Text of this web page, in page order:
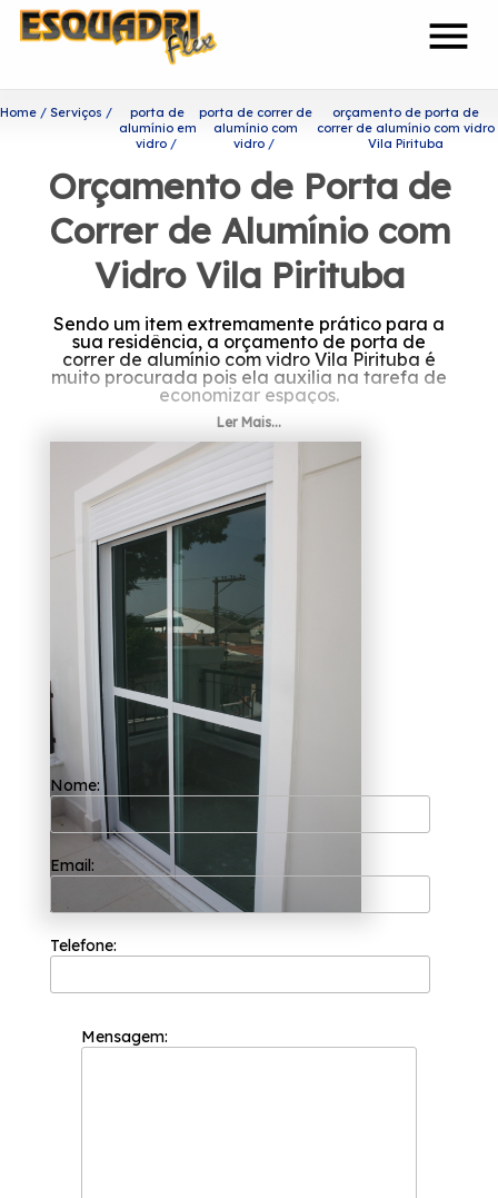
menu
Home Serviços
porta de
alumínio em
vidro
porta de correr de
alumínio com
vidro
orçamento de porta de
correr de alumínio com vidro
Vila Pirituba
Orçamento de Porta de
Correr de Alumínio com
Vidro Vila Pirituba
Sendo um item extremamente prático para a
sua residência, a orçamento de porta de
correr de alumínio com vidro Vila Pirituba é
muito procurada pois ela auxilia na tarefa de
economizar espaços.
Saiba onde encontrar
orçamento de porta de correr
de alumínio com vidro Vila
Pirituba
Com a sua fundação em 2002, a Esquadriflex
já é uma das empresas mais bem cotadas do
segmento de esquadrias. A empresa tem a
sua organização focada nos resultados
positivos e na segurança e você pode entrar
em contato com a empresa quando quiser
para realizar uma cotação sem compromisso.
Quer saber mais sobre orçamento de porta
de correr de alumínio com vidro Vila Pirituba?
Conte com a Esquadriflex e tenha a solução
que você busca da área de esquadrias, são
diversas opções de serviços oferecidas, como
Janela Alumínio 2 Folha, Janela Cozinha
Lavanderia. Desenvolvendo cada trabalho
de uma forma profissional e objetiva, a
organização prioriza as necessidades dos
seus clientes. Saiba mais!
Ler Mais...
Nome:
Email:
Telefone:
Mensagem: